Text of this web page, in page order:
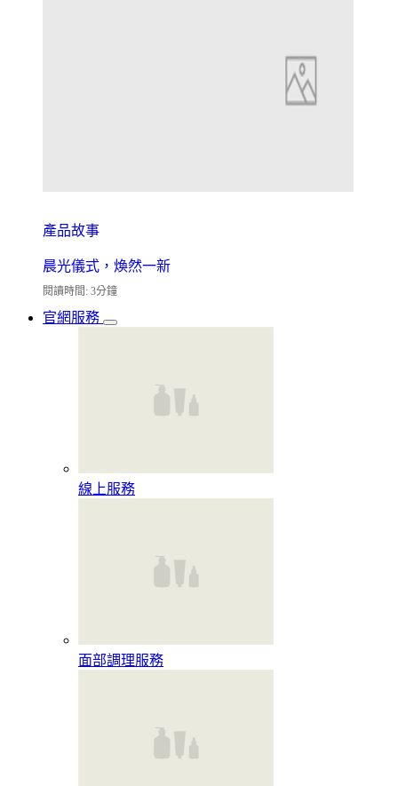
產品故事
晨光儀式，煥然一新
閱讀時間: 3分鐘
官網服務
線上服務
面部調理服務